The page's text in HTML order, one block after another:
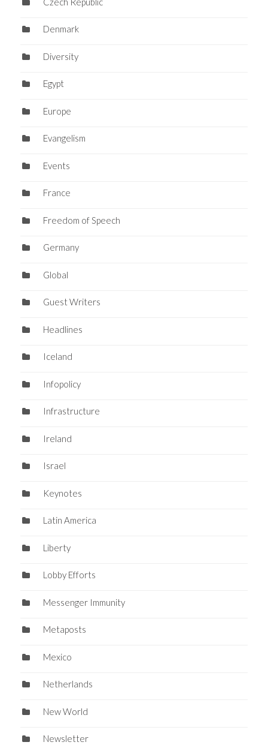
Denmark
Diversity
Egypt
Europe
Evangelism
Events
France
Freedom of Speech
Germany
Global
Guest Writers
Headlines
Iceland
Infopolicy
Infrastructure
Ireland
Israel
Keynotes
Latin America
Liberty
Lobby Efforts
Messenger Immunity
Metaposts
Mexico
Netherlands
New World
Newsletter